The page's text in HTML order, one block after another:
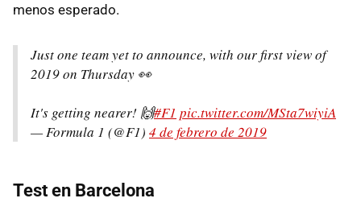
menos esperado.
Just one team yet to announce, with our first view of
2019 on Thursday 👀
It's getting nearer! 🙌#F1 pic.twitter.com/MSta7wiyiA
— Formula 1 (@F1) 4 de febrero de 2019
Test en Barcelona